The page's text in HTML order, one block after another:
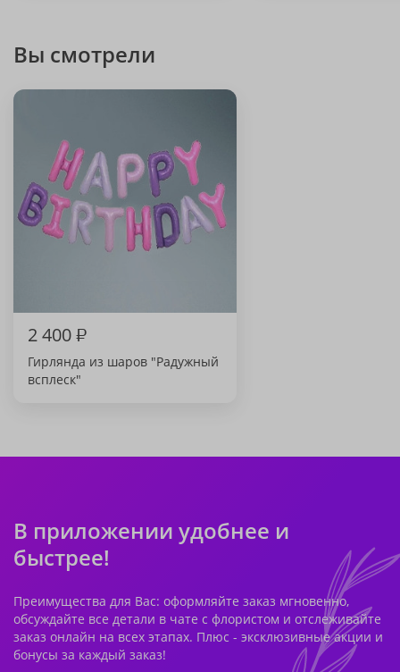
Вы смотрели
2 400₽
Гирлянда из шаров "Радужный
всплеск"
В приложении удобнее и
быстрее!
Преимущества для Вас: оформляйте заказ мгновенно,
обсуждайте все детали в чате с флористом и отслеживайте
заказ онлайн на всех этапах. Плюс - эксклюзивные акции и
бонусы за каждый заказ!